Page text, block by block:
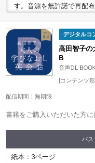
す。音源を無許諾で再配
●配信の方法やコンテン
変更する場合があります
デジタルコ
高田智子
B
音声DL
[コンテンツ
配信期間：無期限
書籍をご購入いただいた方に
パ
紙本：3ページ